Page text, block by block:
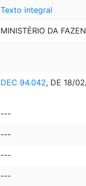
Texto integral
MINISTÉRIO DA
DEC 94.042, DE 18/
---
---
---
---